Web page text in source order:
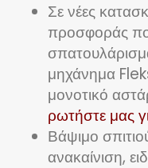
Σε νέες
προσφοράς
μηχάνημα
μονοτικό
ρωτήστε μας
Βάψιμο
ανακαίνιση,